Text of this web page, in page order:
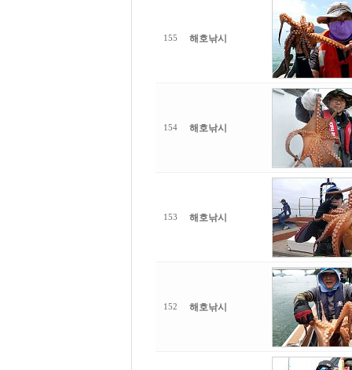
155 해호낚시
154 해호낚시
153 해호낚시
152 해호낚시